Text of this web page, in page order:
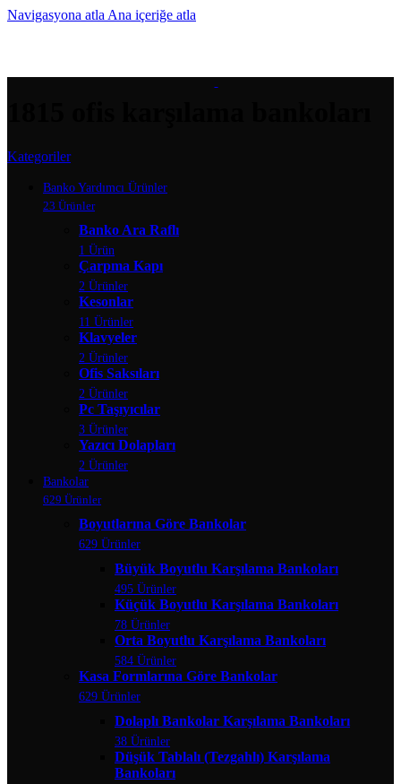
Navigasyona atla Ana içeriğe atla
Kategoriler
Banko Yardımcı Ürünler
23 Ürünler
Banko Ara Raflı
1 Ürün
Çarpma Kapı
2 Ürünler
Kesonlar
11 Ürünler
Klavyeler
2 Ürünler
Ofis Saksıları
2 Ürünler
Pc Taşıyıcılar
3 Ürünler
Yazıcı Dolapları
2 Ürünler
Bankolar
629 Ürünler
Boyutlarına Göre Bankolar
629 Ürünler
Büyük Boyutlu Karşılama Bankoları
495 Ürünler
Küçük Boyutlu Karşılama Bankoları
78 Ürünler
Orta Boyutlu Karşılama Bankoları
584 Ürünler
Kasa Formlarına Göre Bankolar
629 Ürünler
Dolaplı Bankolar Karşılama Bankoları
38 Ürünler
Düşük Tablalı (Tezgahlı) Karşılama
Bankoları